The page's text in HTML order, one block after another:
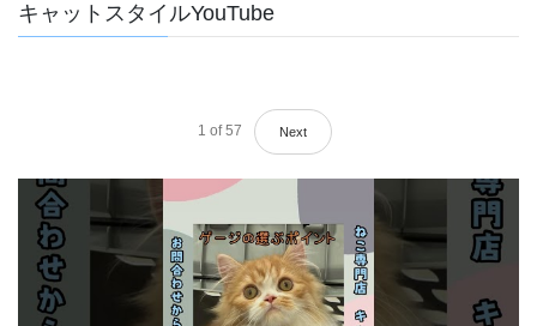
キャットスタイルYouTube
1 of 57 Next